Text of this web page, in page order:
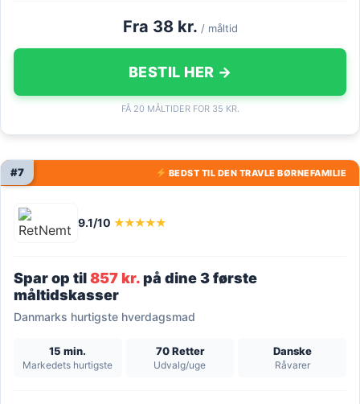
Fra 38 kr. / måltid
BESTIL HER →
FÅ 20 MÅLTIDER FOR 35 KR.
BEDST TIL DEN TRAVLE BØRNEFAMILIE
#7
9.1/10 ★★★★★
Spar op til857 kr.på dine 3 første
måltidskasser
Danmarks hurtigste hverdagsmad
15 min.
Markedets hurtigste
70 Retter
Udvalg/uge
Danske
Råvarer